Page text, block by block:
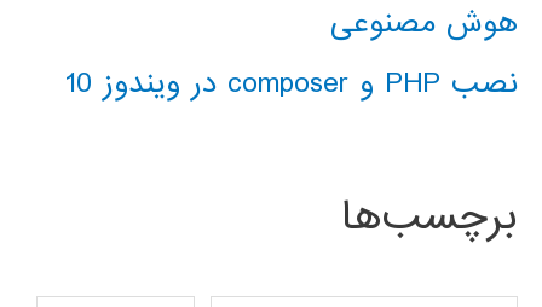
هوش مصنوعی
نصب PHP و composer در ویندوز 10
برچسب‌ها